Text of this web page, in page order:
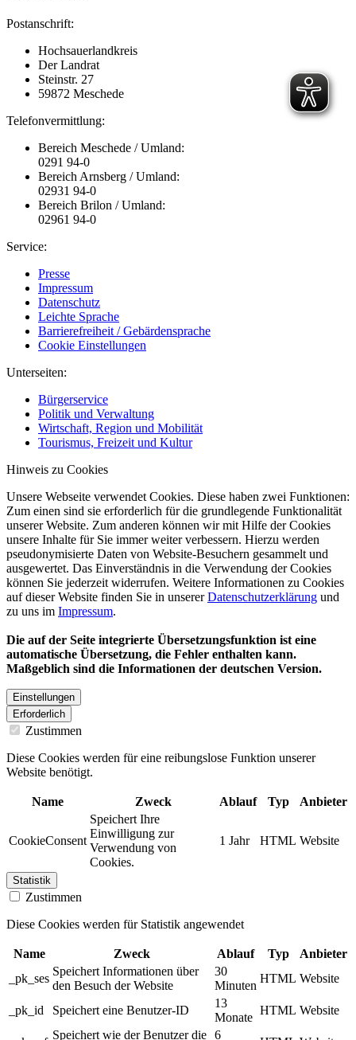
Postanschrift:
Hochsauerlandkreis
Der Landrat
Steinstr. 27
59872 Meschede
Telefonvermittlung:
Bereich Meschede / Umland:
0291 94-0
Bereich Arnsberg / Umland:
02931 94-0
Bereich Brilon / Umland:
02961 94-0
Service:
Presse
Impressum
Datenschutz
Leichte Sprache
Barrierefreiheit / Gebärdensprache
Cookie Einstellungen
Unterseiten:
Bürgerservice
Politik und Verwaltung
Wirtschaft, Region und Mobilität
Tourismus, Freizeit und Kultur
Hinweis zu Cookies
Unsere Webseite verwendet Cookies. Diese haben zwei Funktionen:
Zum einen sind sie erforderlich für die grundlegende Funktionalität
unserer Website. Zum anderen können wir mit Hilfe der Cookies
unsere Inhalte für Sie immer weiter verbessern. Hierzu werden
pseudonymisierte Daten von Website-Besuchern gesammelt und
ausgewertet. Das Einverständnis in die Verwendung der Cookies
können Sie jederzeit widerrufen. Weitere Informationen zu Cookies
auf dieser Website finden Sie in unsererDatenschutzerklärung und
zu uns im Impressum.
Die auf der Seite integrierte Übersetzungsfunktion ist eine
automatische Übersetzung, die Fehler enthalten kann.
Maßgeblich sind die Informationen der deutschen Version.
Einstellungen
Erforderlich
Zustimmen
Diese Cookies werden für eine reibungslose Funktion unserer
Website benötigt.
Name Zweck Ablauf Typ Anbieter
CookieConsent
Speichert Ihre
Einwilligung zur
Verwendung von
Cookies.
1 Jahr HTML Website
Statistik
Zustimmen
Diese Cookies werden für Statistik angewendet
Name Zweck Ablauf Typ
Anbieter
_pk_ses
Speichert Informationen über
den Besuch der Website
30
Minuten
HTML Website
_pk_id Speichert eine Benutzer-ID
13
Monate
HTML Website
Speichert wie der Benutzer die 6